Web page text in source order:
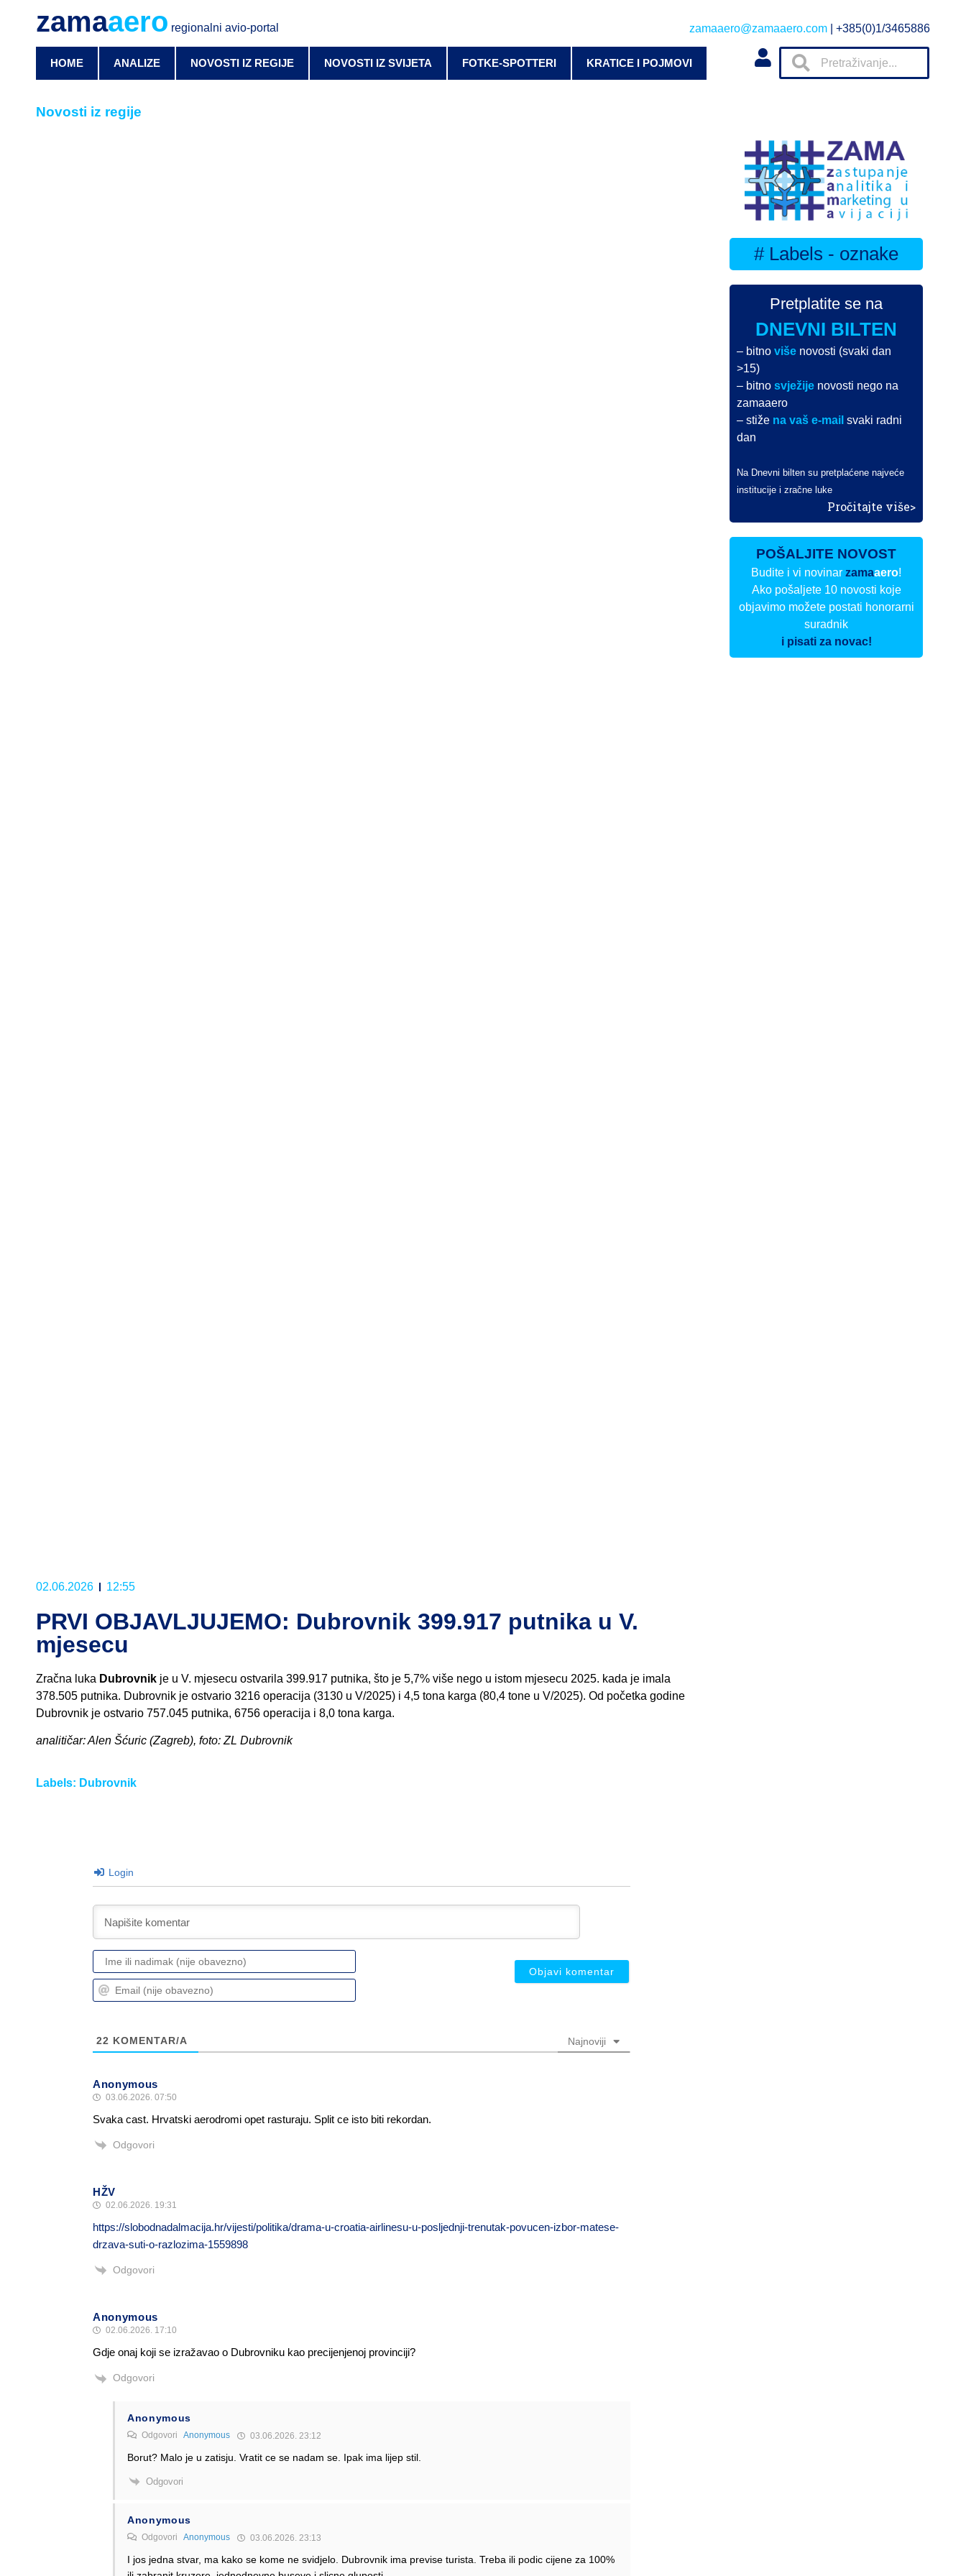
zamaaero regionalni avio-portal zamaaero@zamaaero.com | +385(0)1/3465886
HOME ANALIZE NOVOSTI IZ REGIJE NOVOSTI IZ SVIJETA FOTKE-SPOTTERI KRATICE I POJMOVI
Novosti iz regije
02.06.2026 12:55
PRVI OBJAVLJUJEMO: Dubrovnik 399.917 putnika u V.
mjesecu
Zračna luka Dubrovnik je u V. mjesecu ostvarila 399.917 putnika, što je 5,7% više nego u istom mjesecu 2025. kada je imala
378.505 putnika. Dubrovnik je ostvario 3216 operacija (3130 u V/2025) i 4,5 tona karga (80,4 tone u V/2025). Od početka godine
Dubrovnik je ostvario 757.045 putnika, 6756 operacija i 8,0 tona karga.
analitičar: Alen Šćuric (Zagreb), foto: ZL Dubrovnik
Labels: Dubrovnik
Login
Ime
ili
nadimak
Email
(nije
22 KOMENTAR/A Najnoviji
Anonymous
03.06.2026. 07:50
Svaka cast. Hrvatski aerodromi opet rasturaju. Split ce isto biti rekordan.
Odgovori
HŽV
02.06.2026. 19:31
https://slobodnadalmacija.hr/vijesti/politika/drama-u-croatia-airlinesu-u-posljednji-trenutak-povucen-izbor-matese-
drzava-suti-o-razlozima-1559898
Odgovori
Anonymous
02.06.2026. 17:10
Gdje onaj koji se izražavao o Dubrovniku kao precijenjenoj provinciji?
Odgovori
Anonymous
Odgovori Anonymous 03.06.2026. 23:12
Borut? Malo je u zatisju. Vratit ce se nadam se. Ipak ima lijep stil.
Odgovori
Anonymous
Odgovori Anonymous 03.06.2026. 23:13
I jos jedna stvar, ma kako se kome ne svidjelo. Dubrovnik ima previse turista. Treba ili podic cijene za 100%
# Labels - oznake
Pretplatite se na
DNEVNI BILTEN
– bitnoviše novosti (svaki dan
>15)
– bitnosvježije novosti nego na
zamaaero
– stiže na vaš e-mail svaki radni
dan
Na Dnevni bilten su pretplaćene najveće
institucije i zračne luke
Pročitajte više>
POŠALJITE NOVOST
Budite i vi novinarzamaaero!
Ako pošaljete 10 novosti koje
objavimo možete postati honorarni
suradnik
i pisati za novac!